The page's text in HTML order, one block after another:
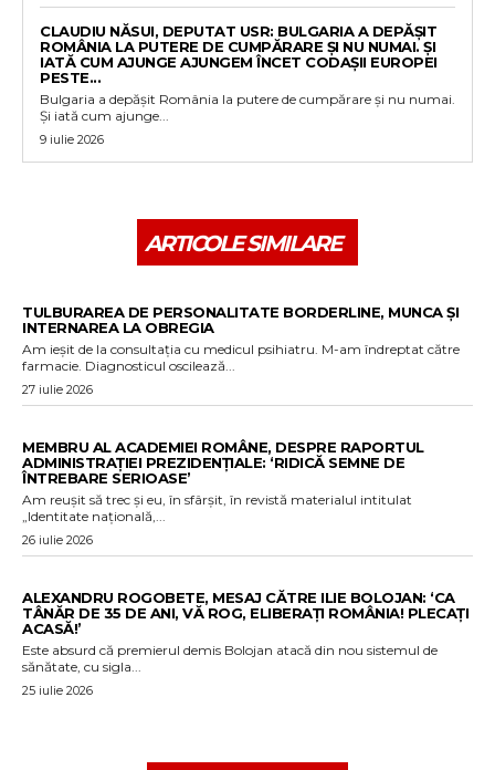
CLAUDIU NĂSUI, DEPUTAT USR: BULGARIA A DEPĂȘIT
ROMÂNIA LA PUTERE DE CUMPĂRARE ȘI NU NUMAI. ȘI
IATĂ CUM AJUNGE AJUNGEM ÎNCET CODAȘII EUROPEI
PESTE...
Bulgaria a depășit România la putere de cumpărare și nu numai.
Și iată cum ajunge...
9 iulie 2026
ARTICOLE SIMILARE
TULBURAREA DE PERSONALITATE BORDERLINE, MUNCA ȘI
INTERNAREA LA OBREGIA
Am ieșit de la consultația cu medicul psihiatru. M-am îndreptat către
farmacie. Diagnosticul oscilează...
27 iulie 2026
MEMBRU AL ACADEMIEI ROMÂNE, DESPRE RAPORTUL
ADMINISTRAȚIEI PREZIDENȚIALE: ‘RIDICĂ SEMNE DE
ÎNTREBARE SERIOASE’
Am reușit să trec și eu, în sfârșit, în revistă materialul intitulat
„Identitate națională,...
26 iulie 2026
ALEXANDRU ROGOBETE, MESAJ CĂTRE ILIE BOLOJAN: ‘CA
TÂNĂR DE 35 DE ANI, VĂ ROG, ELIBERAȚI ROMÂNIA! PLECAȚI
ACASĂ!’
Este absurd că premierul demis Bolojan atacă din nou sistemul de
sănătate, cu sigla...
25 iulie 2026